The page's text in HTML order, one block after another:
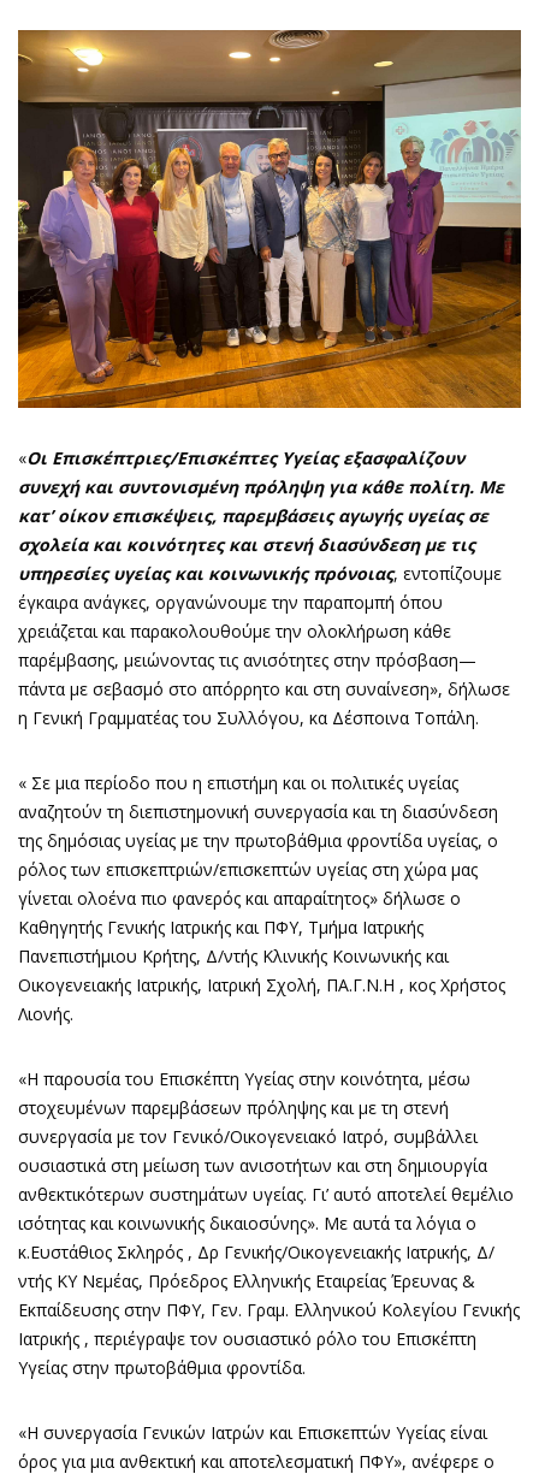
«Οι Επισκέπτριες/Επισκέπτες Υγείας εξασφαλίζουν
συνεχή και συντονισμένη πρόληψη για κάθε πολίτη. Με
κατ’ οίκον επισκέψεις, παρεμβάσεις αγωγής υγείας σε
σχολεία και κοινότητες και στενή διασύνδεση με τις
υπηρεσίες υγείας και κοινωνικής πρόνοιας, εντοπίζουμε
έγκαιρα ανάγκες, οργανώνουμε την παραπομπή όπου
χρειάζεται και παρακολουθούμε την ολοκλήρωση κάθε
παρέμβασης, μειώνοντας τις ανισότητες στην πρόσβαση—
πάντα με σεβασμό στο απόρρητο και στη συναίνεση», δήλωσε
η Γενική Γραμματέας του Συλλόγου, κα Δέσποινα Τοπάλη.
« Σε μια περίοδο που η επιστήμη και οι πολιτικές υγείας
αναζητούν τη διεπιστημονική συνεργασία και τη διασύνδεση
της δημόσιας υγείας με την πρωτοβάθμια φροντίδα υγείας, ο
ρόλος των επισκεπτριών/επισκεπτών υγείας στη χώρα μας
γίνεται ολοένα πιο φανερός και απαραίτητος» δήλωσε ο
Καθηγητής Γενικής Ιατρικής και ΠΦΥ, Τμήμα Ιατρικής
Πανεπιστήμιου Κρήτης, Δ/ντής Κλινικής Κοινωνικής και
Οικογενειακής Ιατρικής, Ιατρική Σχολή, ΠΑ.Γ.Ν.Η , κος Χρήστος
Λιονής.
«Η παρουσία του Επισκέπτη Υγείας στην κοινότητα, μέσω
στοχευμένων παρεμβάσεων πρόληψης και με τη στενή
συνεργασία με τον Γενικό/Οικογενειακό Ιατρό, συμβάλλει
ουσιαστικά στη μείωση των ανισοτήτων και στη δημιουργία
ανθεκτικότερων συστημάτων υγείας. Γι’ αυτό αποτελεί θεμέλιο
ισότητας και κοινωνικής δικαιοσύνης». Με αυτά τα λόγια ο
κ.Ευστάθιος Σκληρός , Δρ Γενικής/Οικογενειακής Ιατρικής, Δ/
ντής ΚΥ Νεμέας, Πρόεδρος Ελληνικής Εταιρείας Έρευνας &
Εκπαίδευσης στην ΠΦΥ, Γεν. Γραμ. Ελληνικού Κολεγίου Γενικής
Ιατρικής , περιέγραψε τον ουσιαστικό ρόλο του Επισκέπτη
Υγείας στην πρωτοβάθμια φροντίδα.
«Η συνεργασία Γενικών Ιατρών και Επισκεπτών Υγείας είναι
όρος για μια ανθεκτική και αποτελεσματική ΠΦΥ», ανέφερε ο